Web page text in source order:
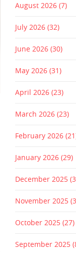
August 2026 (7)
July 2026 (32)
June 2026 (30)
May 2026 (31)
April 2026 (23)
March 2026 (23)
February 2026
January 2026 (29)
December 2025
November 2025
October 2025 (27)
September 2025